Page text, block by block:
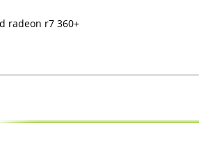
radeon r7 360+